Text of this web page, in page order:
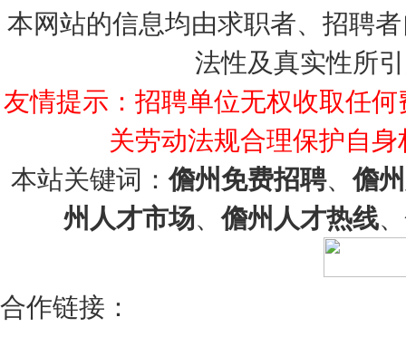
本网站的信息均由求职者、招聘
法性及真实性所
友情提示：招聘单位无权收取任
关劳动法规合理保护自
本站关键词：儋州免费招聘、儋
州人才市场、儋州人才热线、
合作链接：